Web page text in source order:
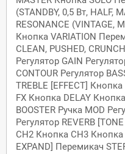
(STANDBY, 0,5 Вт, HALF,
RESONANCE (VINTAGE,
Кнопка VARIATION
CLEAN, PUSHED,
Регулятор GAIN
CONTOUR Регулятор
TREBLE [EFFECT]
FX Кнопка DELAY
BOOSTER Ручка MOD
Регулятор REVERB
CH2 Кнопка CH3 Кнопка
EXPAND] Перемикач